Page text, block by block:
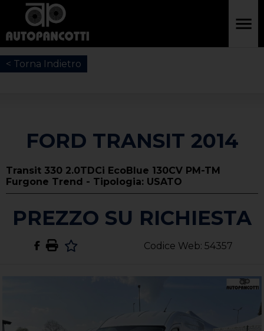
< Torna Indietro
Codice Web: 54357
FORD TRANSIT 2014
Transit 330 2.0TDCi EcoBlue 130CV PM-TM
Furgone Trend - Tipologia: USATO
PREZZO SU RICHIESTA